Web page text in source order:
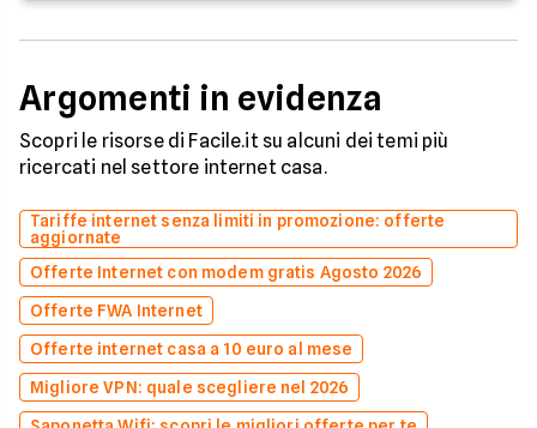
Argomenti in evidenza
Scopri le risorse di Facile.it su alcuni dei temi più
ricercati nel settore internet casa.
Tariffe internet senza limiti in promozione: offerte
aggiornate
Offerte Internet con modem gratis Agosto 2026
Offerte FWA Internet
Offerte internet casa a 10 euro al mese
Migliore VPN: quale scegliere nel 2026